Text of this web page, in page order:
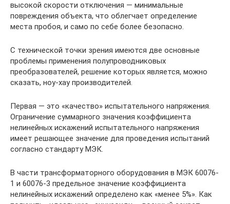
высокой скорости отключения — минимальные
повреждения объекта, что облегчает определение
места пробоя, и само по себе более безопасно.
С технической точки зрения имеются две основные
проблемы применения полупроводниковых
преобразователей, решение которых является, можно
сказать, ноу-хау производителей.
Первая — это «качество» испытательного напряжения.
Ограничение суммарного значения коэффициента
нелинейных искажений испытательного напряжения
имеет решающее значение для проведения испытаний
согласно стандарту МЭК.
В части трансформаторного оборудования в МЭК 60076-
1 и 60076-3 предельное значение коэффициента
нелинейных искажений определено как «менее 5%». Как